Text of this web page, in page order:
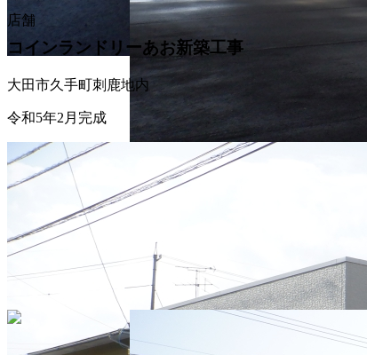
店舗
コインランドリーあお新築工事
大田市久手町刺鹿地内
令和5年2月完成